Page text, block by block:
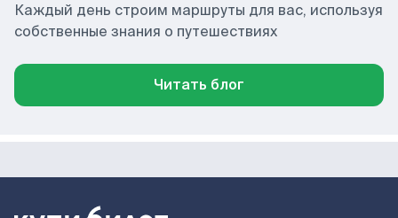
Каждый день строим маршруты для вас, используя
собственные знания о путешествиях
Читать блог